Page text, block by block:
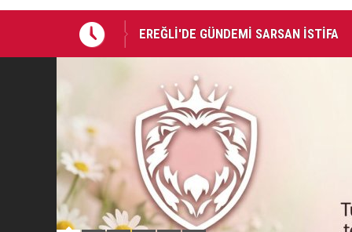
EREĞLİ'DE GÜNDEMİ SARSAN İSTİFA
Takla atan otomobildeki Bedirhan öldü,